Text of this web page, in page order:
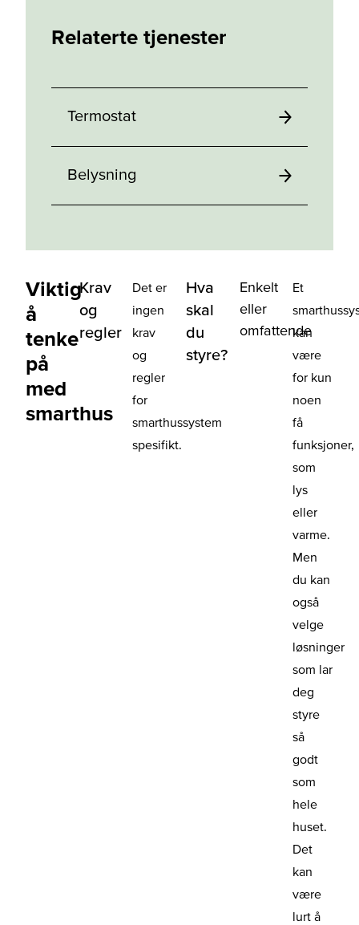
Relaterte tjenester
Termostat
Belysning
Viktig
å
tenke
på
med
smarthus
Krav
og
regler
Det er
ingen
krav
og
regler
for
smarthussystem
spesifikt.
Hva
skal
du
styre?
Enkelt
eller
omfattende
Et
kan
være
for kun
noen
få
funksjoner,
som
lys
eller
varme.
Men
du kan
også
velge
løsninger
som lar
deg
styre
så
godt
som
hele
huset.
Det
kan
være
lurt å